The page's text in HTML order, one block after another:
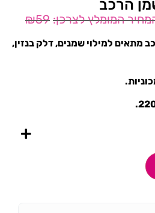
הרכב
₪59
מתאים למילוי שמנים, דלק בנזין,